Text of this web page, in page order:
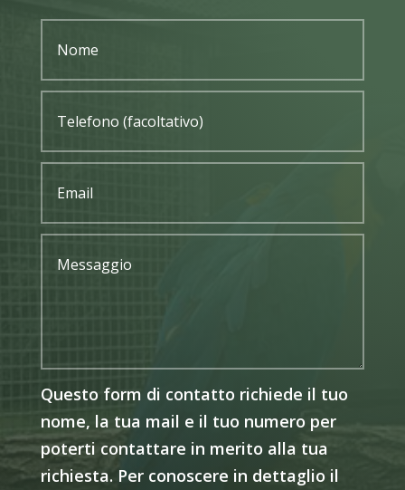
Questo form di contatto richiede il tuo
nome, la tua mail e il tuo numero per
poterti contattare in merito alla tua
richiesta. Per conoscere in dettaglio il